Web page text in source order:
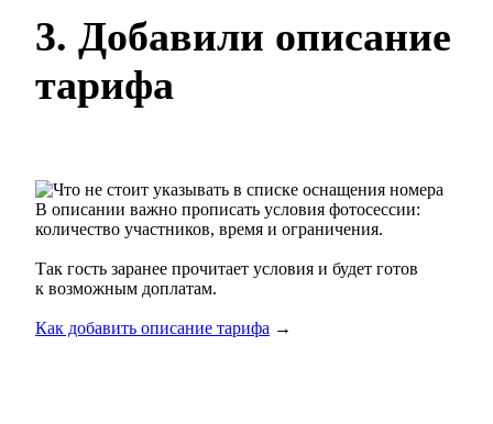
3. Добавили описание
тарифа
В описании важно прописать условия фотосессии:
количество участников, время и ограничения.
Так гость заранее прочитает условия и будет готов
к возможным доплатам.
Как добавить описание тарифа →